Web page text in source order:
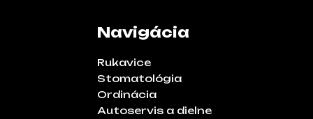
Navigácia
Rukavice
Stomatológia
Ordinácia
Autoservis a dielne